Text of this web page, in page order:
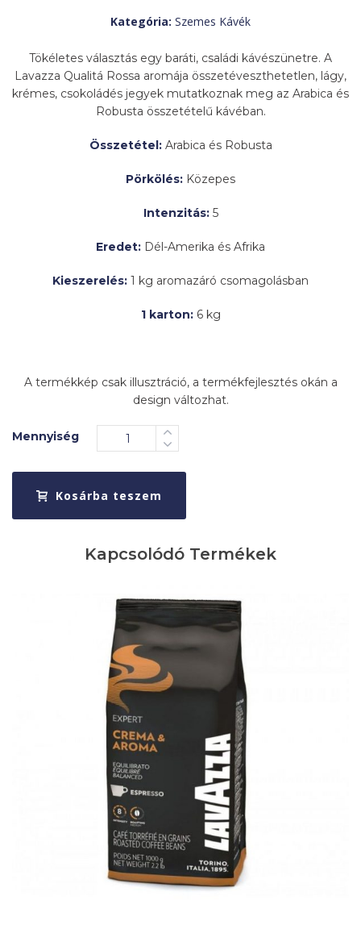
Kategória: Szemes Kávék
Tökéletes választás egy baráti, családi kávészünetre. A
Lavazza Qualitá Rossa aromája összetéveszthetetlen, lágy,
krémes, csokoládés jegyek mutatkoznak meg az Arabica és
Robusta összetételű kávéban.
Összetétel:Arabica és Robusta
Pörkölés: Közepes
Intenzitás:5
Eredet: Dél-Amerika és Afrika
Kieszerelés: 1 kg aromazáró csomagolásban
1 karton:6 kg
A termékkép csak illusztráció, a termékfejlesztés okán a
design változhat.
Mennyiség
Kosárba teszem
Kapcsolódó Termékek